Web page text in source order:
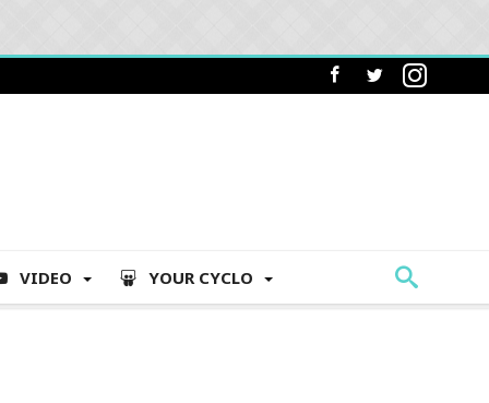
VIDEO YOUR CYCLO